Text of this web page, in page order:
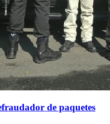
de paquetes